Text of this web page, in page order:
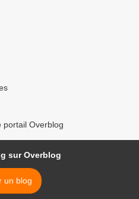
portail Overblog
sur Overblog
un blog